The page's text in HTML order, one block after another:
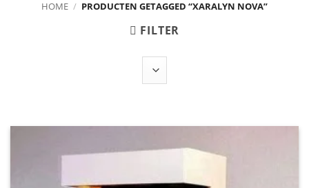
HOME / PRODUCTEN GETAGGED “XARALYN NOVA”
FILTER